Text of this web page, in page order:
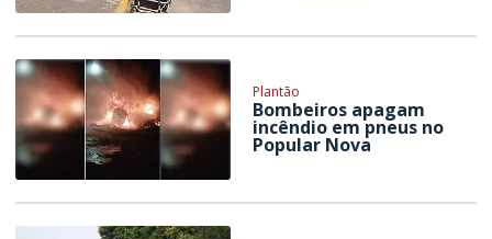
Plantão
Bombeiros apagam
incêndio em pneus no
Popular Nova